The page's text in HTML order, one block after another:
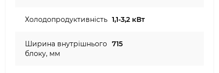
Холодопродуктивність 1,1-3,2 кВт
Ширина внутрішнього
блоку, мм
715